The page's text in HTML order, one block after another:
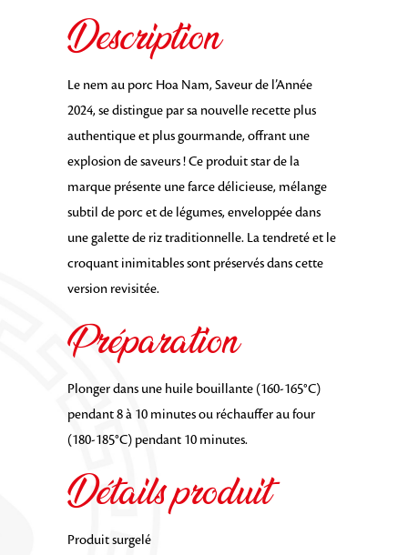
Description
Le nem au porc Hoa Nam, Saveur de l’Année
2024, se distingue par sa nouvelle recette plus
authentique et plus gourmande, offrant une
explosion de saveurs ! Ce produit star de la
marque présente une farce délicieuse, mélange
subtil de porc et de légumes, enveloppée dans
une galette de riz traditionnelle. La tendreté et le
croquant inimitables sont préservés dans cette
version revisitée.
Préparation
Plonger dans une huile bouillante (160-165°C)
pendant 8 à 10 minutes ou réchauffer au four
(180-185°C) pendant 10 minutes.
Détails produit
Produit surgelé